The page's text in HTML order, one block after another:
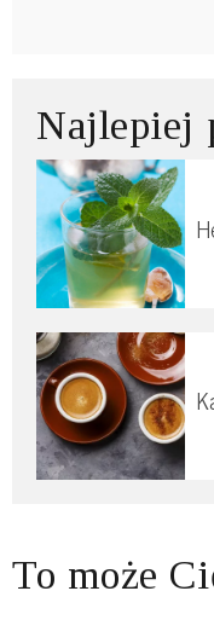
Najlepiej
To może